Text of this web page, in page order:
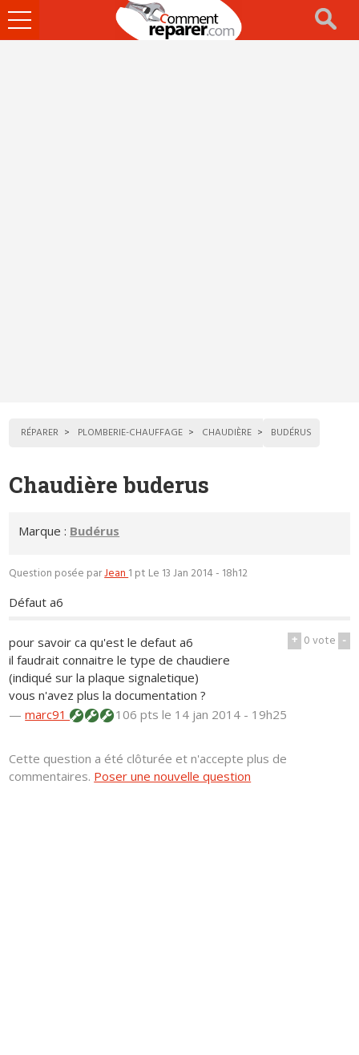
Ouvrir
le
RÉPARER PLOMBERIE-CHAUFFAGE CHAUDIÈRE BUDÉRUS
Chaudière buderus
Marque : Budérus
Question posée parJean1 pt Le 13 Jan 2014 - 18h12
Défaut a6
+ 0vote -
pour savoir ca qu'est le defaut a6
il faudrait connaitre le type de chaudiere
(indiqué sur la plaque signaletique)
vous n'avez plus la documentation ?
—marc91 106 ptsle 14 jan 2014 - 19h25
Cette question a été clôturée et n'accepte plus de
commentaires. Poser une nouvelle question